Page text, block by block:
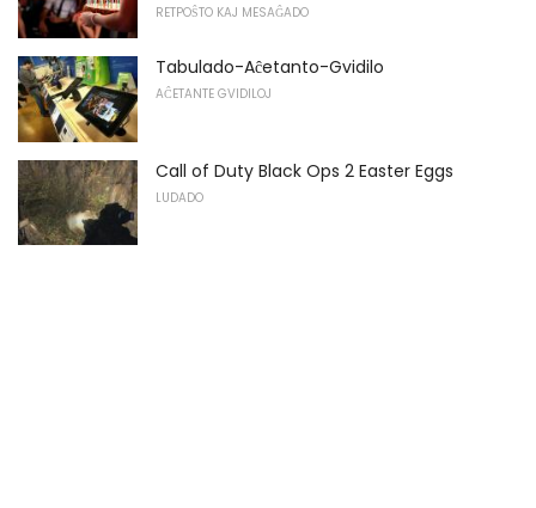
RETPOŜTO KAJ MESAĜADO
Tabulado-Aĉetanto-Gvidilo
AĈETANTE GVIDILOJ
Call of Duty Black Ops 2 Easter Eggs
LUDADO